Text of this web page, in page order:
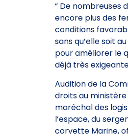
” De nombreuses
encore plus des
conditions
sans qu’elle soit
pour améliorer le
déjà très
Audition de la
droits au
maréchal des
l’espace, du
corvette Marine,